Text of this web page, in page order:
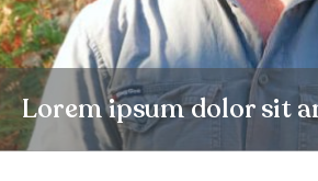
Lorem ipsum dolor sit